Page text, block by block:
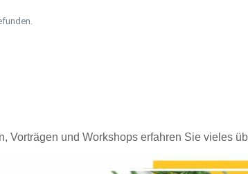
Vorträgen und Workshops erfahren Sie vieles